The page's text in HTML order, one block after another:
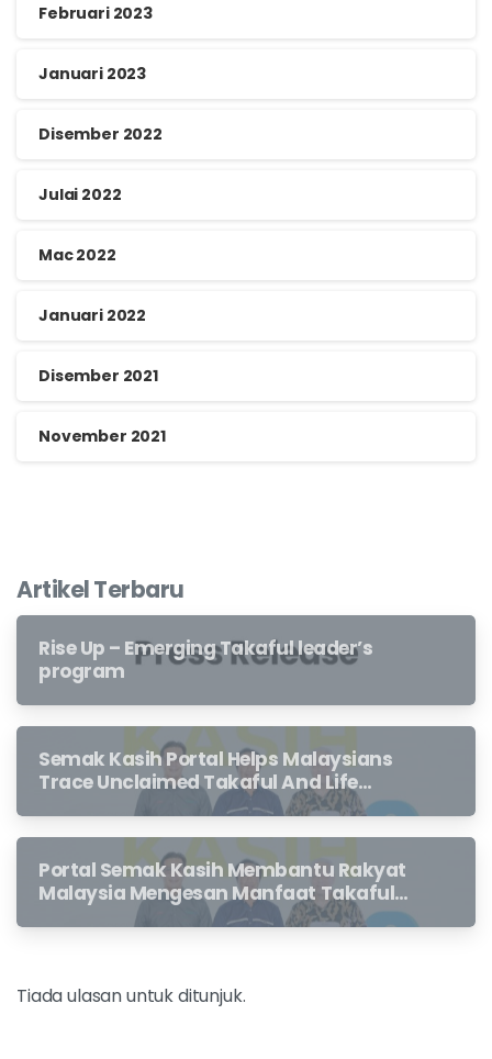
Februari 2023
Januari 2023
Disember 2022
Julai 2022
Mac 2022
Januari 2022
Disember 2021
November 2021
Artikel Terbaru
Rise Up – Emerging Takaful leader’s
program
Semak Kasih Portal Helps Malaysians
Trace Unclaimed Takaful And Life
Insurance Benefits Left Behind By
Portal Semak Kasih Membantu Rakyat
Malaysia Mengesan Manfaat Takaful
Dan Insurans Hayat Yang Belum
Tiada ulasan untuk ditunjuk.